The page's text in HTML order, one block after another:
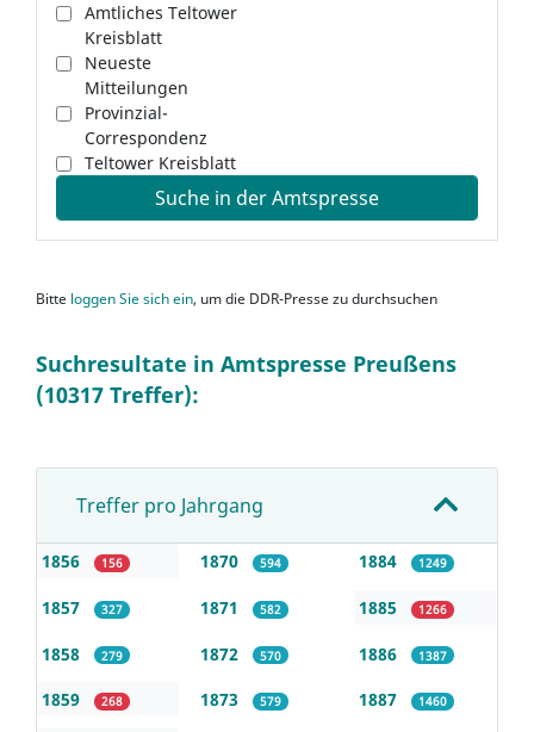
Amtliches Teltower
Kreisblatt
Neueste
Mitteilungen
Provinzial-
Correspondenz
Teltower Kreisblatt
Suche in der Amtspresse
Bitte loggen Sie sich ein, um die DDR-Presse zu durchsuchen
Suchresultate in Amtspresse Preußens
(10317 Treffer):
Treffer pro Jahrgang
1856 156
1857 327
1858 279
1859 268
1870 594
1871 582
1872 570
1873 579
1884 1249
1885 1266
1886 1387
1887 1460